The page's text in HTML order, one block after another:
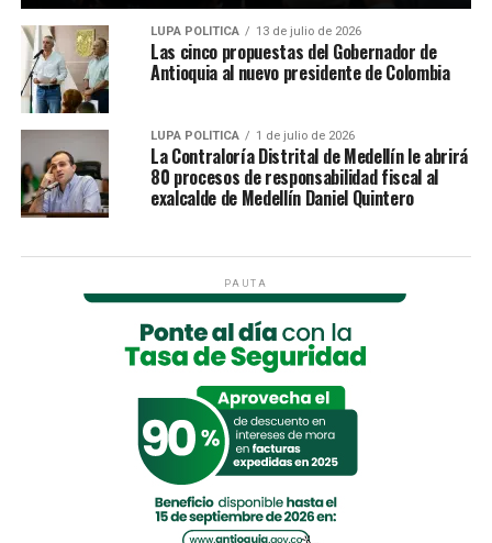
LUPA POLÍTICA 13 de julio de 2026
Las cinco propuestas del Gobernador de
Antioquia al nuevo presidente de Colombia
LUPA POLÍTICA 1 de julio de 2026
La Contraloría Distrital de Medellín le abrirá
80 procesos de responsabilidad fiscal al
exalcalde de Medellín Daniel Quintero
PAUTA